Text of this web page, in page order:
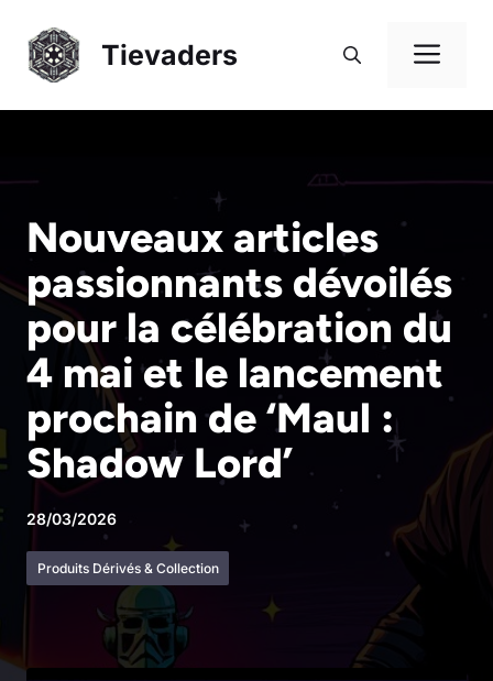
contenu
Tievaders
Nouveaux articles
passionnants dévoilés
pour la célébration du
4 mai et le lancement
prochain de ‘Maul :
Shadow Lord’
28/03/2026
Produits Dérivés & Collection